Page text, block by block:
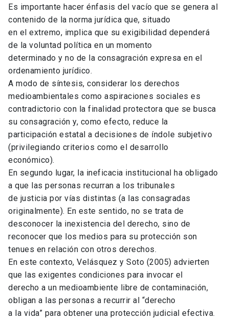
Es importante hacer énfasis del vacío que se genera al
contenido de la norma jurídica que, situado
en el extremo, implica que su exigibilidad dependerá
de la voluntad política en un momento
determinado y no de la consagración expresa en el
ordenamiento jurídico.
A modo de síntesis, considerar los derechos
medioambientales como aspiraciones sociales es
contradictorio con la finalidad protectora que se busca
su consagración y, como efecto, reduce la
participación estatal a decisiones de índole subjetivo
(privilegiando criterios como el desarrollo
económico).
En segundo lugar, la ineficacia institucional ha obligado
a que las personas recurran a los tribunales
de justicia por vías distintas (a las consagradas
originalmente). En este sentido, no se trata de
desconocer la inexistencia del derecho, sino de
reconocer que los medios para su protección son
tenues en relación con otros derechos.
En este contexto, Velásquez y Soto (2005) advierten
que las exigentes condiciones para invocar el
derecho a un medioambiente libre de contaminación,
obligan a las personas a recurrir al “derecho
a la vida” para obtener una protección judicial efectiva.